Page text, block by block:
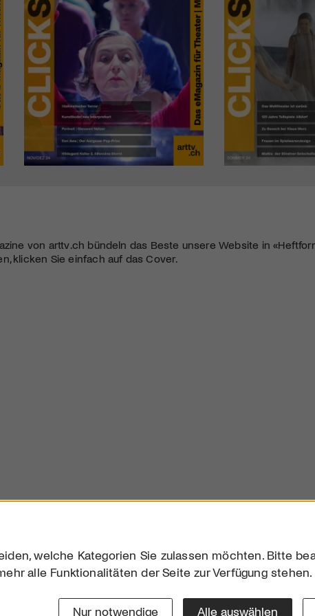
von arttv.ch bündeln das Beste unsere Website in
klicken Sie einfach auf das Cover.
Downloads
Impressum
welche Kategorien Sie zulassen möchten. Bitte
alle Funktionalitäten der Seite zur Verfügung stehen.
Nur notwendige Alle auswählen